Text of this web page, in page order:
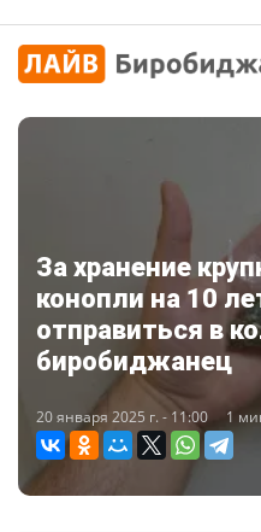
За хранение
конопли на 10
отправиться в
биробиджанец
20 января 2025 г. - 11:00 1